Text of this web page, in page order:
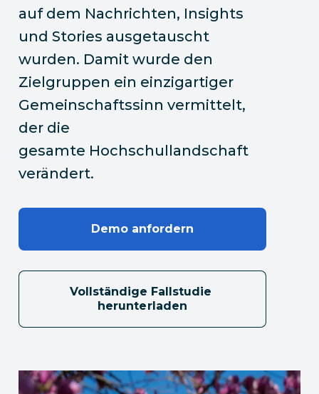
auf dem Nachrichten, Insights
und Stories ausgetauscht
wurden. Damit wurde den
Zielgruppen ein einzigartiger
Gemeinschaftssinn vermittelt,
der die
gesamte Hochschullandschaft
verändert.
Demo anfordern
Vollständige Fallstudie
herunterladen